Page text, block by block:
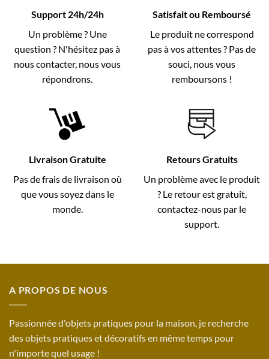
Support 24h/24h
Un problème ? Une
question ? N'hésitez pas à
nous contacter, nous vous
répondrons.
Satisfait ou Remboursé
Le produit ne correspond
pas à vos attentes ? Pas de
souci, nous vous
remboursons !
Livraison Gratuite
Pas de frais de livraison où
que vous soyez dans le
monde.
Retours Gratuits
Un problème avec le produit
? Le retour est gratuit,
contactez-nous par le
support.
A PROPOS DE NOUS
Passionnée d'objets pratiques pour la maison, je recherche
des objets pratiques et décoratifs en même temps pour
n'importe quel usage !